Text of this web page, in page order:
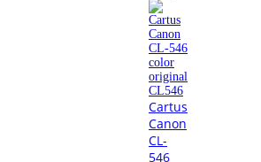
Cartus
Canon
CL-
546